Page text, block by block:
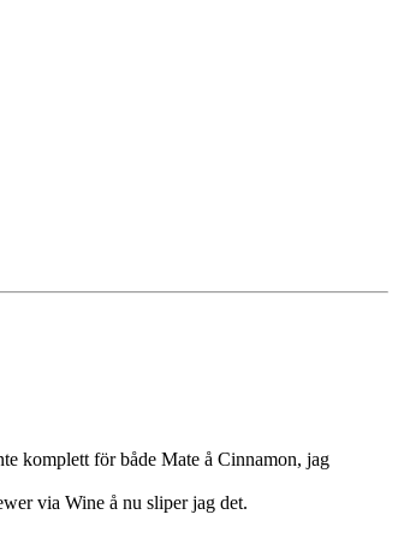
komplett för både Mate å Cinnamon, jag
via Wine å nu sliper jag det.